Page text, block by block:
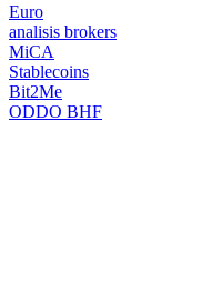
Euro
analisis brokers
MiCA
Stablecoins
Bit2Me
ODDO BHF